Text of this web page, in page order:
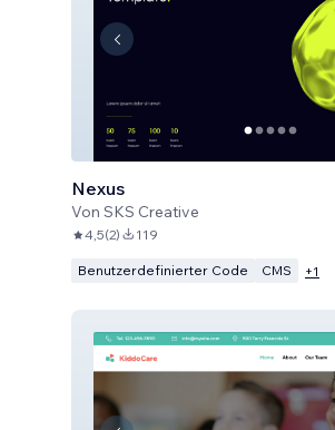
Nexus
Von SKS Creative
4,5(2) 119
Benutzerdefinierter Code CMS +1